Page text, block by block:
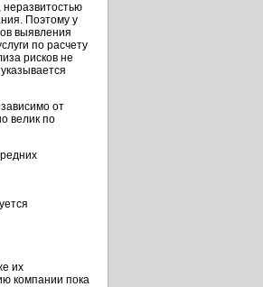
Поэтому у
выявления
по расчету
рисков не
от
велик по
их
компании пока